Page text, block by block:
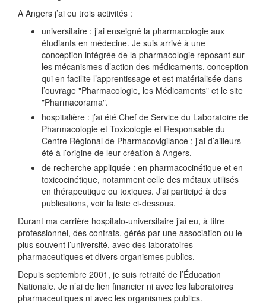
A Angers j’ai eu trois activités :
universitaire : j’ai enseigné la pharmacologie aux
étudiants en médecine. Je suis arrivé à une
conception intégrée de la pharmacologie reposant sur
les mécanismes d’action des médicaments, conception
qui en facilite l’apprentissage et est matérialisée dans
l’ouvrage "Pharmacologie, les Médicaments" et le site
"Pharmacorama".
hospitalière : j’ai été Chef de Service du Laboratoire de
Pharmacologie et Toxicologie et Responsable du
Centre Régional de Pharmacovigilance ; j’ai d’ailleurs
été à l’origine de leur création à Angers.
de recherche appliquée : en pharmacocinétique et en
toxicocinétique, notamment celle des métaux utilisés
en thérapeutique ou toxiques. J’ai participé à des
publications, voir la liste ci-dessous.
Durant ma carrière hospitalo-universitaire j’ai eu, à titre
professionnel, des contrats, gérés par une association ou le
plus souvent l’université, avec des laboratoires
pharmaceutiques et divers organismes publics.
Depuis septembre 2001, je suis retraité de l’Éducation
Nationale. Je n’ai de lien financier ni avec les laboratoires
pharmaceutiques ni avec les organismes publics.